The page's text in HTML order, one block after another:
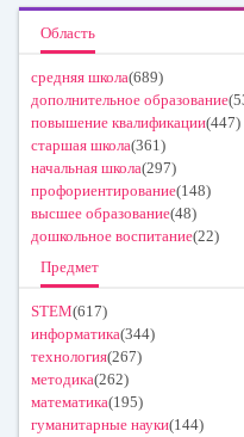
Область
средняя школа(689)
дополнительное образование
повышение квалификации(447)
старшая школа(361)
начальная школа(297)
профориентирование(148)
высшее образование(48)
дошкольное воспитание(22)
Предмет
STEM(617)
информатика(344)
технология(267)
методика(262)
математика(195)
гуманитарные науки(144)